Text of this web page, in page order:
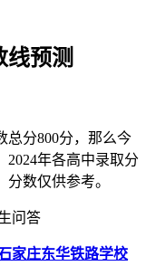
线预测
总分800分，那么今
2024年各高中录取分
分数仅供参考。
家庄东华铁路学校